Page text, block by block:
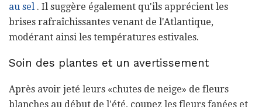
au sel . Il suggère également qu'ils apprécient les
brises rafraîchissantes venant de l'Atlantique,
modérant ainsi les températures estivales.
Soin des plantes et un avertissement
Après avoir jeté leurs «chutes de neige» de fleurs
blanches au début de l'été, coupez les fleurs fanées et